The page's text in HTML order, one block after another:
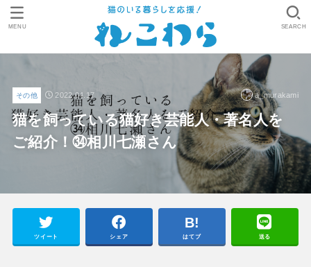
SEARCH
MENU
その他 2022.04.17 a_murakami
猫を飼っている猫好き芸能人・著名人を
ご紹介！㉞相川七瀬さん
ツイート シェア はてブ 送る